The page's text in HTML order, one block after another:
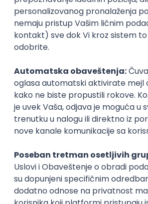
Technical Artist
IGT D&B d.o.o.
3.7
Beograd | Hibrid
transparentnost domaćeg IT
efikasno spajamo kandidate i